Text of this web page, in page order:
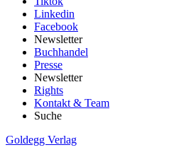
Linkedin
Facebook
Newsletter
Buchhandel
Presse
Newsletter
Rights
Kontakt & Team
Suche
Goldegg Verlag